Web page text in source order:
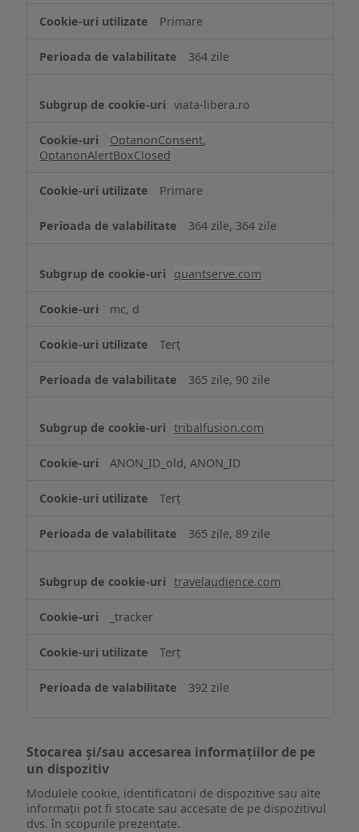
necesare
Primare
364 zile
viata-libera.ro
OptanonConsent,
OptanonAlertBoxClosed
Primare
364 zile, 364 zile
quantserve.com
mc, d
Terț
365 zile, 90 zile
tribalfusion.com
ANON_ID_old, ANON_ID
Terț
365 zile, 89 zile
travelaudience.com
_tracker
Terț
392 zile
Stocarea și/sau accesarea informațiilor de pe
un dispozitiv
Modulele cookie, identificatorii de dispozitive sau alte
informații pot fi stocate sau accesate de pe dispozitivul
dvs. în scopurile prezentate.